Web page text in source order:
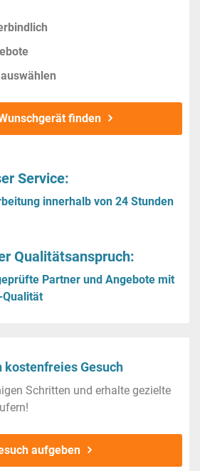
finden
Service:
innerhalb von 24 Stunden
Qualitätsanspruch:
Partner und Angebote mit
Gesuch
Schritten und erhalte gezielte
aufgeben